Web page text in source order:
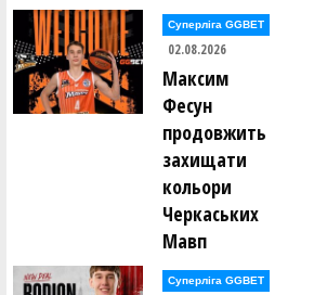
Суперліга GGBET
02.08.2026
Максим
Фесун
продовжить
захищати
кольори
Черкаських
Мавп
Суперліга GGBET